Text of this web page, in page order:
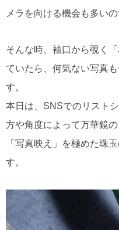
メラを向ける機会も多い
そんな時、袖口から覗く
ていたら、何気ない写真
す。
本日は、SNSでのリスト
方や角度によって万華鏡
「写真映え」を極めた珠
す。